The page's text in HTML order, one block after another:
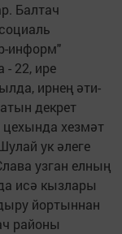
Балтач
информ"
- 22, ире
ирнең әти-
декрет
хезмәт
ук әлеге
узган елның
исә кызлары
йортыннан
районы